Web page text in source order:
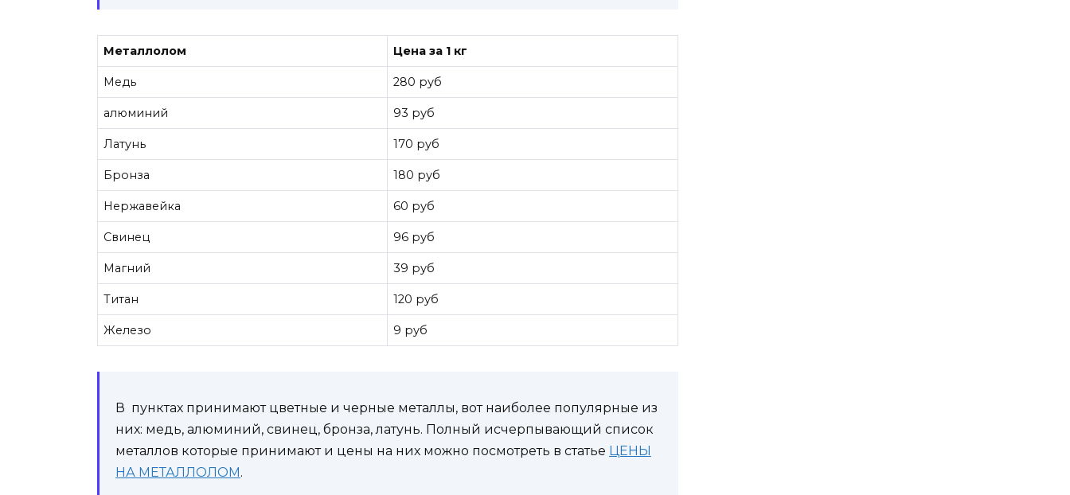
Металлолом Цена за 1 кг
Медь 280 руб
алюминий 93 руб
Латунь 170 руб
Бронза 180 руб
Нержавейка 60 руб
Свинец 96 руб
Магний 39 руб
Титан 120 руб
Железо 9 руб
В пунктах принимают цветные и черные металлы, вот наиболее популярные из
них: медь, алюминий, свинец, бронза, латунь. Полный исчерпывающий список
металлов которые принимают и цены на них можно посмотреть в статье ЦЕНЫ
НА МЕТАЛЛОЛОМ.